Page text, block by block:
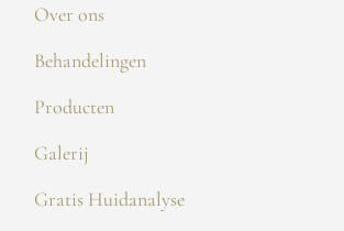
Over ons
Behandelingen
Producten
Galerij
Gratis Huidanalyse